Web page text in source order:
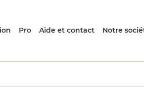
Pro Aide et contact Notre